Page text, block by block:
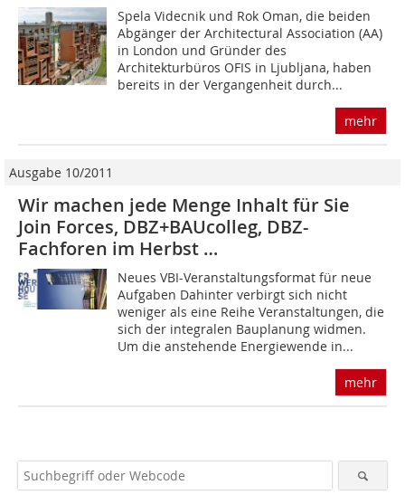
Spela Videcnik und Rok Oman, die beiden
Abgänger der Architectural Association (AA)
in London und Gründer des
Architekturbüros OFIS in Ljubljana, haben
bereits in der Vergangenheit durch...
mehr
Ausgabe 10/2011
Wir machen jede Menge Inhalt für Sie
Join Forces, DBZ+BAUcolleg, DBZ-
Fachforen im Herbst …
Neues VBI-Veranstaltungsformat für neue
Aufgaben Dahinter verbirgt sich nicht
weniger als eine Reihe Veranstaltungen, die
sich der integralen Bauplanung widmen.
Um die anstehende Energiewende in...
mehr